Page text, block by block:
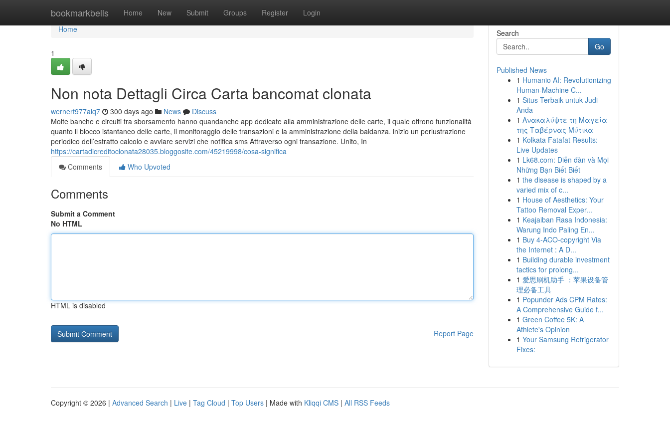
bookmarkbells Home New Submit Groups Register Login
Home
Home
1
Non nota Dettagli Circa Carta bancomat clonata
wernerf977aiq7 300 days ago News
Discuss
Molte banche e circuiti tra sborsamento hanno quandanche app dedicate alla amministrazione delle carte, il quale offrono funzionalità
quanto il blocco istantaneo delle carte, il monitoraggio delle transazioni e la amministrazione della baldanza. inizio un perlustrazione
periodico dell’estratto calcolo e avviare servizi che notifica sms Attraverso ogni transazione. Unito, In
https://cartadicreditoclonata28035.bloggosite.com/45219998/cosa-significa
Comments
Who Upvoted
Comments
Submit a Comment
No HTML
HTML is disabled
Report Page
Search
Go
Published News
1 Humanio AI: Revolutionizing
Human-Machine C...
1 Situs Terbaik untuk Judi
Anda
1 Ανακαλύψτε τη Μαγεία
της Ταβέρνας Μύτικα
1 Kolkata Fatafat Results:
Live Updates
1 Lk68.com: Diễn đàn và Mọi
Những Bạn Biết Biết
1 the disease is shaped by a
varied mix of c...
1 House of Aesthetics: Your
Tattoo Removal Exper...
1 Keajaiban Rasa Indonesia:
Warung Indo Paling En...
1 Buy 4-ACO-copyright Via
the Internet : A D...
1 Building durable investment
tactics for prolong...
1 爱思刷机助手 ：苹果设备管
理必备工具
1 Popunder Ads CPM Rates:
A Comprehensive Guide f...
1 Green Coffee 5K: A
Athlete's Opinion
1 Your Samsung Refrigerator
Fixes:
Copyright © 2026 | Advanced Search | Live | Tag Cloud | Top Users | Made with Kliqqi CMS | All RSS Feeds